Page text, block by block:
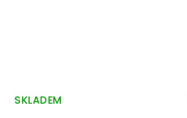
SKLADEM